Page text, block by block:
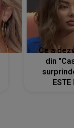
Ce a
din